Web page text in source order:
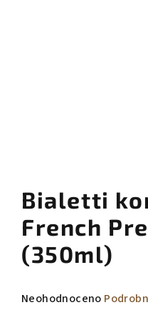
Bialetti
French
(350ml)
Průměrné
Neohodnoceno